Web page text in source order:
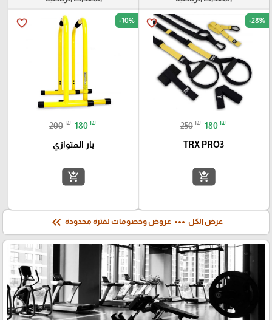
favorite_border -28%
250 ₪ 180 ₪
TRX PRO3
add_shopping_cart
favorite_border -10%
200 ₪ 180 ₪
بار المتوازي
add_shopping_cart
عرض الكل more_horiz عروض وخصومات لفترة محدودة keyboard_double_arrow_left